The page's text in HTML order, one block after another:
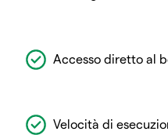
Accesso diretto al
Velocità di